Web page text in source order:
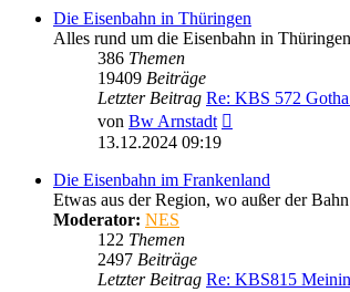
Die Eisenbahn in Thüringen
Alles rund um die Eisenbahn in Thüringen
386 Themen
19409 Beiträge
Letzter Beitrag Re: KBS 572
von Bw Arnstadt
13.12.2024 09:19
Die Eisenbahn im Frankenland
Etwas aus der Region, wo außer der
Moderator: NES
122 Themen
2497 Beiträge
Letzter Beitrag Re: KBS815